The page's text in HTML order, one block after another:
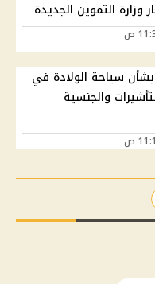
وزارة التموين الجديدة
بشأن سياحة الولادة في
والجنسية